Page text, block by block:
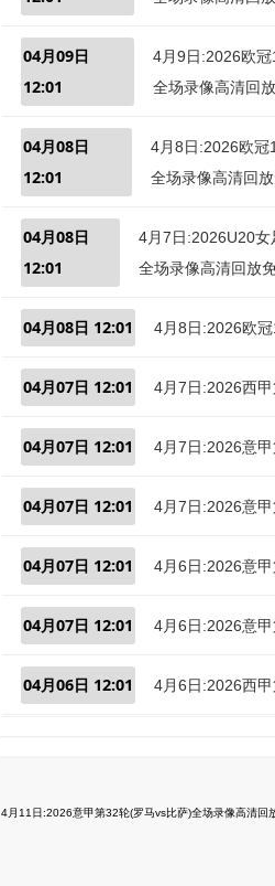
04月09日
12:01
4月9日:2026欧
全场录像高清回
04月08日
12:01
4月8日:2026欧冠
全场录像高清回
04月08日
12:01
4月7日:2026U20
全场录像高清回放
04月08日 12:01 4月8日:2026欧
04月07日 12:01 4月7日:2026西
04月07日 12:01 4月7日:2026意
04月07日 12:01 4月7日:2026意
04月07日 12:01 4月6日:2026意
04月07日 12:01 4月6日:2026意
04月06日 12:01 4月6日:2026西
4月11日:2026意甲第32轮(罗马vs比萨)全场录像高清回